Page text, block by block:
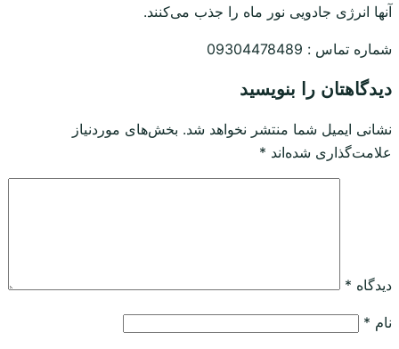
آنها انرژی جادویی نور ماه را جذب می‌کنند.
شماره تماس : 09304478489
دیدگاهتان را بنویسید
نشانی ایمیل شما منتشر نخواهد شد. بخش‌های موردنیاز
علامت‌گذاری شده‌اند *
دیدگاه *
نام *